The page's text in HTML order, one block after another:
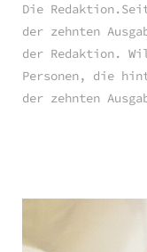
Die
der zehnten
der Redaktion.
Personen, die
der zehnten